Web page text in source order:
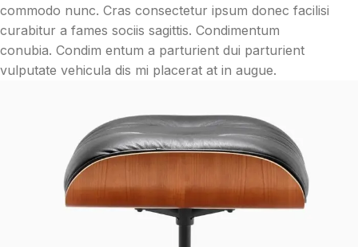
commodo nunc. Cras consectetur ipsum donec facilisi
curabitur a fames sociis sagittis. Condimentum
conubia. Condim entum a parturient dui parturient
vulputate vehicula dis mi placerat at in augue.